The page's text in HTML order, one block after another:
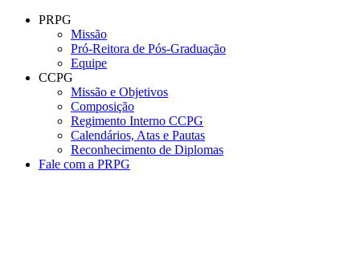
Conteúdo principal
PRPG
Missão
Pró-Reitora de Pós-Graduação
Equipe
CCPG
Missão e Objetivos
Composição
Regimento Interno CCPG
Calendários, Atas e Pautas
Reconhecimento de Diplomas
Fale com a PRPG